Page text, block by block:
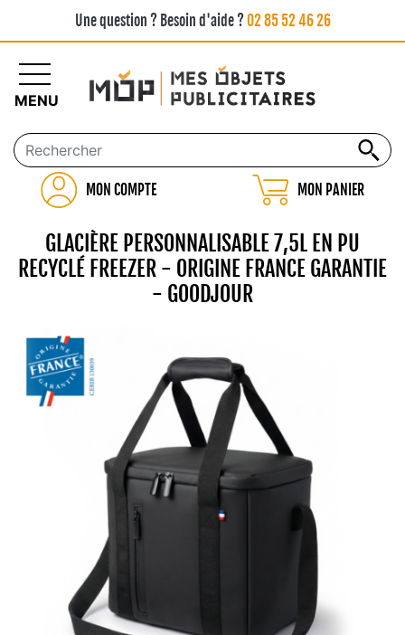
Une question ? Besoin d'aide ?02 85 52 46 26
MON COMPTE MON PANIER
MENU
GLACIÈRE PERSONNALISABLE 7,5L EN PU
RECYCLÉ FREEZER - ORIGINE FRANCE GARANTIE
- GOODJOUR